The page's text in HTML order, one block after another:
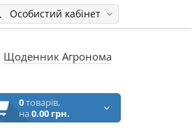
Особистий кабінет
Щоденник Агронома
0товарів,
на0.00 грн.